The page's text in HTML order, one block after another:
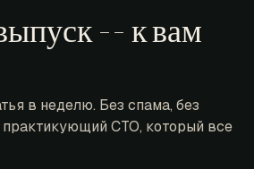
-- к вам
в неделю. Без спама, без
CTO, который все